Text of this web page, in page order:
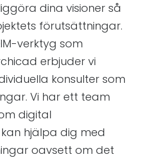
dina visioner så
förutsättningar.
verktyg som
erbjuder vi
konsulter som
Vi har ett team
digital
hjälpa dig med
oavsett om det